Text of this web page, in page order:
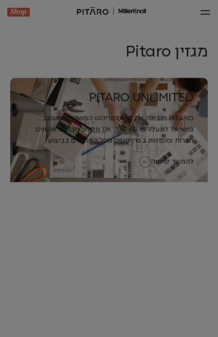
Shop
מגזין Pitaro
PITARO UNLIMITED
PITARO מובילה את תחום הריהוט המשרדי המעוצב
בישראל למעלה מ-60 שנה. אנו מלווים חברות, ארגונים
חברות ומוסדות בפרויקטים מכל התחומים בביצוע...
להמשך קריאה